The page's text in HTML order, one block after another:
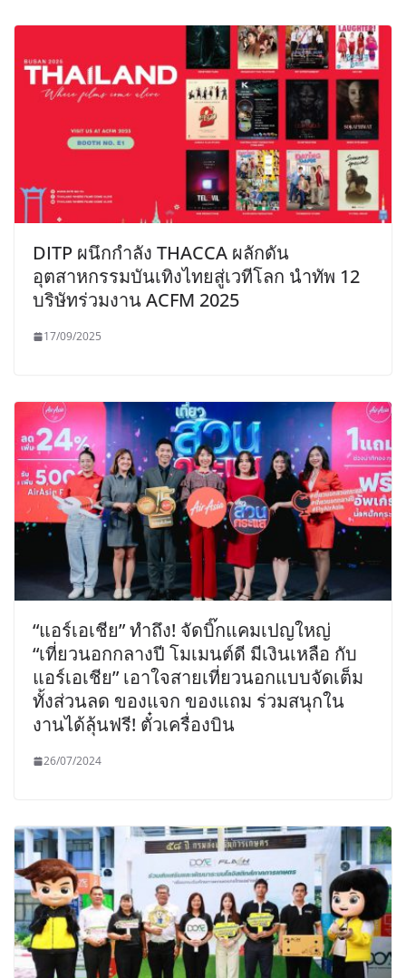
DITP ผนึกกำลัง THACCA ผลักดัน
อุตสาหกรรมบันเทิงไทยสู่เวทีโลก นำทัพ 12
บริษัทร่วมงาน ACFM 2025
17/09/2025
“แอร์เอเชีย” ทำถึง! จัดบิ๊กแคมเปญใหญ่
“เที่ยวนอกกลางปี โมเมนต์ดี มีเงินเหลือ กับ
แอร์เอเชีย” เอาใจสายเที่ยวนอกแบบจัดเต็ม
ทั้งส่วนลด ของแจก ของแถม ร่วมสนุกใน
งานได้ลุ้นฟรี! ตั๋วเครื่องบิน
26/07/2024